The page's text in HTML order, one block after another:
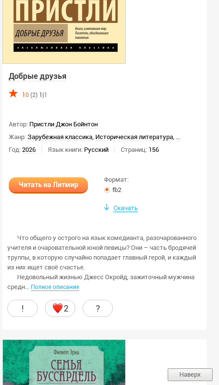
Добрые друзья
10 (2) 1|1
Автор: Пристли Джон Бойнтон
Жанр: Зарубежная классика Историческая литература
Год: 2026 Язык книги: Русский Страниц: 156
Читать на Литмир
Формат:
fb2
Скачать
Что общего у острого на язык комедианта, разочарованного
учителя и очаровательной юной певицы? Они – часть бродячей
труппы, в которую случайно попадает главный герой, и каждый
из них ищет своё счастье.
Недовольный жизнью Джесс Окройд, зажиточный мужчина
средн...
Полное описание
! 2 ?
Наверх